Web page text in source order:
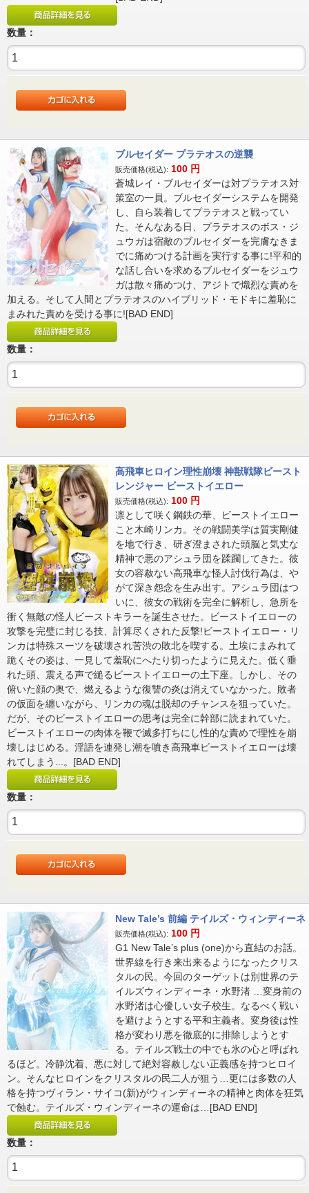
数量：
ブルセイダー プラテオスの逆襲
販売価格(税込): 100 円
蒼城レイ・ブルセイダーは対プラテオス対
策室の一員。ブルセイダーシステムを開発
し、自ら装着してプラテオスと戦ってい
た。そんなある日、プラテオスのボス・ジ
ュウガは宿敵のブルセイダーを完膚なきま
でに痛めつける計画を実行する事に!平和的
な話し合いを求めるブルセイダーをジュウ
ガは散々痛めつけ、アジトで熾烈な責めを
加える。そして人間とプラテオスのハイブリッド・モドキに羞恥に
まみれた責めを受ける事に![BAD END]
数量：
高飛車ヒロイン理性崩壊 神獣戦隊ビースト
レンジャー ビーストイエロー
販売価格(税込): 100 円
凛として咲く鋼鉄の華、ビーストイエロー
こと木崎リンカ。その戦闘美学は質実剛健
を地で行き、研ぎ澄まされた頭脳と気丈な
精神で悪のアシュラ団を蹂躙してきた。彼
女の容赦ない高飛車な怪人討伐行為は、や
がて深き怨念を生み出す。アシュラ団はつ
いに、彼女の戦術を完全に解析し、急所を
衝く無敵の怪人ビーストキラーを誕生させた。ビーストイエローの
攻撃を完璧に封じる技、計算尽くされた反撃!ビーストイエロー・リ
ンカは特殊スーツを破壊され苦渋の敗北を喫する。土埃にまみれて
跪くその姿は、一見して羞恥にへたり切ったように見えた。低く垂
れた頭、震える声で縋るビーストイエローの土下座。しかし、その
俯いた顔の奥で、燃えるような復讐の炎は消えていなかった。敗者
の仮面を纏いながら、リンカの魂は脱却のチャンスを狙っていた。
だが、そのビーストイエローの思考は完全に幹部に読まれていた。
ビーストイエローの肉体を鞭で滅多打ちにし性的な責めで理性を崩
壊しはじめる。淫語を連発し潮を噴き高飛車ビーストイエローは壊
れてしまう...。[BAD END]
数量：
New Tale’s 前編 テイルズ・ウィンディーネ
販売価格(税込): 100 円
G1 New Tale’s plus (one)から直結のお話。
世界線を行き来出来るようになったクリス
タルの民。今回のターゲットは別世界のテ
イルズウィンディーネ・水野渚 …変身前の
水野渚は心優しい女子校生。なるべく戦い
を避けようとする平和主義者。変身後は性
格が変わり悪を徹底的に排除しようとす
る。テイルズ戦士の中でも氷の心と呼ばれ
るほど。冷静沈着、悪に対して絶対容赦しない正義感を持つヒロイ
ン。そんなヒロインをクリスタルの民二人が狙う…更には多数の人
格を持つヴィラン・サイコ(新)がウィンディーネの精神と肉体を狂気
で蝕む。テイルズ・ウィンディーネの運命は…[BAD END]
数量：